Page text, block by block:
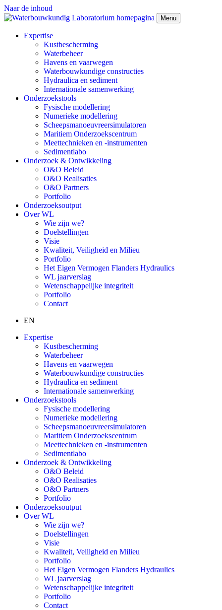
Naar de inhoud
Menu
Expertise
Kustbescherming
Waterbeheer
Havens en vaarwegen
Waterbouwkundige constructies
Hydraulica en sediment
Internationale samenwerking
Onderzoekstools
Fysische modellering
Numerieke modellering
Scheepsmanoeuvreersimulatoren
Maritiem Onderzoekscentrum
Meettechnieken en -instrumenten
Sedimentlabo
Onderzoek & Ontwikkeling
O&O Beleid
O&O Realisaties
O&O Partners
Portfolio
Onderzoeksoutput
Over WL
Wie zijn we?
Doelstellingen
Visie
Kwaliteit, Veiligheid en Milieu
Portfolio
Het Eigen Vermogen Flanders Hydraulics
WL jaarverslag
Wetenschappelijke integriteit
Portfolio
Contact
EN
Expertise
Kustbescherming
Waterbeheer
Havens en vaarwegen
Waterbouwkundige constructies
Hydraulica en sediment
Internationale samenwerking
Onderzoekstools
Fysische modellering
Numerieke modellering
Scheepsmanoeuvreersimulatoren
Maritiem Onderzoekscentrum
Meettechnieken en -instrumenten
Sedimentlabo
Onderzoek & Ontwikkeling
O&O Beleid
O&O Realisaties
O&O Partners
Portfolio
Onderzoeksoutput
Over WL
Wie zijn we?
Doelstellingen
Visie
Kwaliteit, Veiligheid en Milieu
Portfolio
Het Eigen Vermogen Flanders Hydraulics
WL jaarverslag
Wetenschappelijke integriteit
Portfolio
Contact